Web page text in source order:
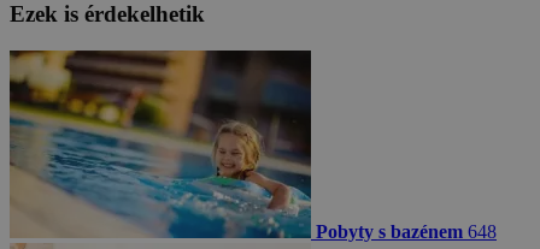
Ezek is érdekelhetik
Pobyty s bazénem 648